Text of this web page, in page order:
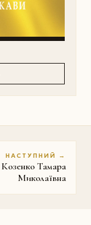
НАСТУПНИЙ →
Козенко Тамара
Миколаївна